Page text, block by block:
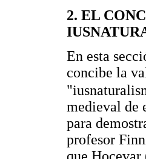
2. EL
En esta
concibe la
medieval de
para
profesor
que Hocevar